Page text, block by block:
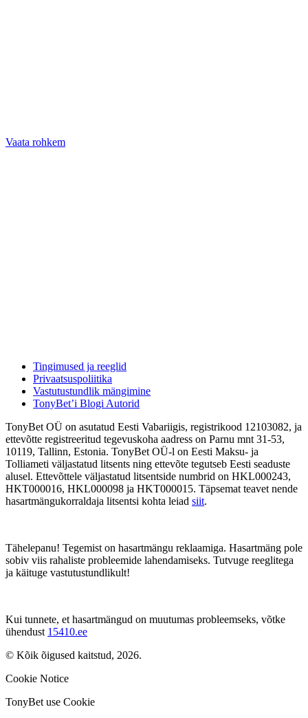
Vaata rohkem
Tingimused ja reeglid
Privaatsuspoliitika
Vastutustundlik mängimine
TonyBet’i Blogi Autorid
TonyBet OÜ on asutatud Eesti Vabariigis, registrikood 12103082, ja
ettevõtte registreeritud tegevuskoha aadress on Parnu mnt 31-53,
10119, Tallinn, Estonia. TonyBet OÜ-l on Eesti Maksu- ja
Tolliameti väljastatud litsents ning ettevõte tegutseb Eesti seaduste
alusel. Ettevõttele väljastatud litsentside numbrid on HKL000243,
HKT000016, HKL000098 ja HKT000015. Täpsemat teavet nende
hasartmängukorraldaja litsentsi kohta leiad siit.
Tähelepanu! Tegemist on hasartmängu reklaamiga. Hasartmäng pole
sobiv viis rahaliste probleemide lahendamiseks. Tutvuge reeglitega
ja käituge vastutustundlikult!
Kui tunnete, et hasartmängud on muutumas probleemseks, võtke
ühendust 15410.ee
© Kõik õigused kaitstud, 2026.
Cookie Notice
TonyBet use Cookie